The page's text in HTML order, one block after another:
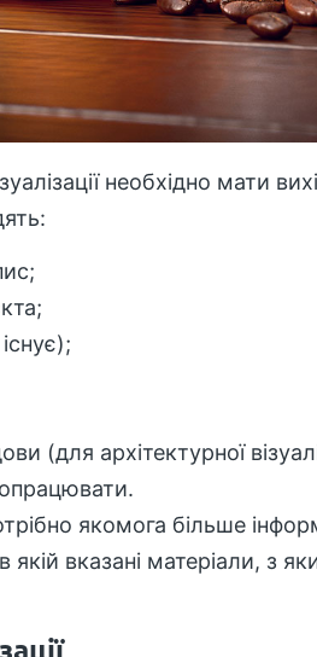
необхідно мати
(для архітектурної
якомога більше
якій вказані матеріали, з